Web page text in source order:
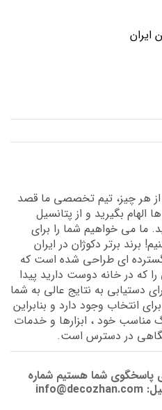
ايران
از هر چیز، تیم تخصصی ما قصد
الهام بگیرید و از پتانسیل
ما می خواهیم شما را برای
برتر دکوژان در ایران
ای طراحی شده است که
که در خانه دوست دارید پیدا
دستیابی به نتایج عالی به شما
1200 رنگ زیبا برای انتخاب وجود دارد و بنابراین
مناسب خود ، ابزارها و خدمات
در دسترس است.
پاسخگوی شما هستیم شماره